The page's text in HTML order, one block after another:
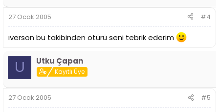
27 Ocak 2005 #4
ıverson bu takibinden ötürü seni tebrik ederim
U Utku Çapan
Kayıtlı Üye
27 Ocak 2005 #5